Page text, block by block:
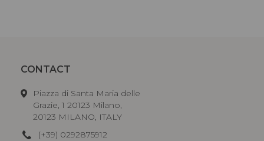
CONTACT
Piazza di Santa Maria delle
Grazie, 1 20123 Milano,
20123 MILANO, ITALY
(+39) 0292875912